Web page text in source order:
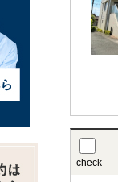
check